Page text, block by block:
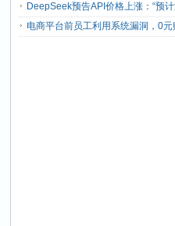
DeepSeek预告API价格上涨：“预